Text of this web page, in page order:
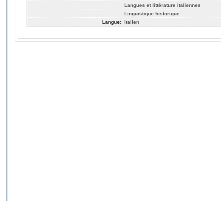
Langues et littérature italiennes
Linguistique historique
Langue: Italien